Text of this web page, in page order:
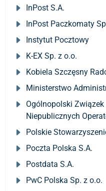
InPost S.A.
InPost Paczkomaty
Instytut Pocztowy
K-EX Sp. z o.o.
Kobiela Szczęsny
Ministerstwo
Ogólnopolski
Niepublicznych
Polskie
Poczta Polska S.A.
Postdata S.A.
PwC Polska Sp. z o.o.